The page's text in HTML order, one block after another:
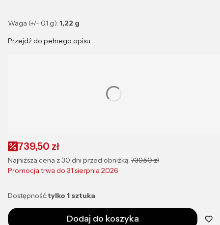
Waga (+/- 0,1 g): 1,22 g
Przejdź do pełnego opisu
739,50 zł
Najniższa cena z 30 dni przed obniżką: 739,50 zł
Promocja trwa do 31 sierpnia 2026
Dostępność:tylko 1 sztuka
Dodaj do koszyka